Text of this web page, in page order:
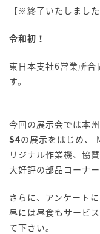
【※終了いたしました
令和初！
東日本支社6営業所合
す。
今回の展示会では本
S4の展示をはじめ、
リジナル作業機、協
大好評の部品コーナ
さらに、アンケート
昼には昼食もサービ
て下さい。